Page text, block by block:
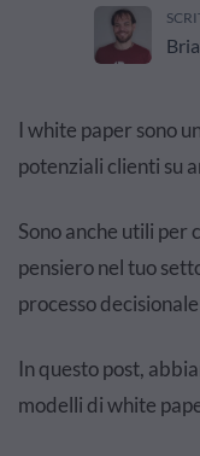
I white paper sono
potenziali clienti su
Sono anche utili per
pensiero nel tuo
processo
In questo post,
modelli di white